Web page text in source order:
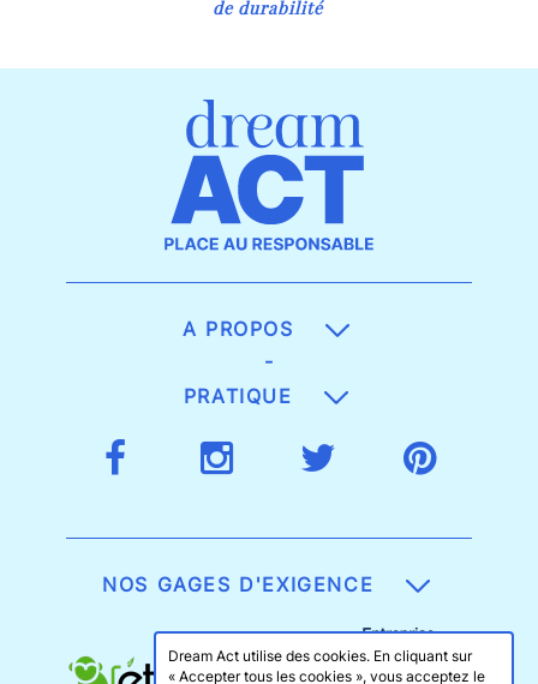
de durabilité
A PROPOS
-
PRATIQUE
NOS GAGES D'EXIGENCE
Dream Act utilise des cookies. En cliquant sur
« Accepter tous les cookies », vous acceptez le